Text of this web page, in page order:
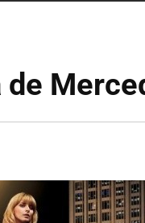
de